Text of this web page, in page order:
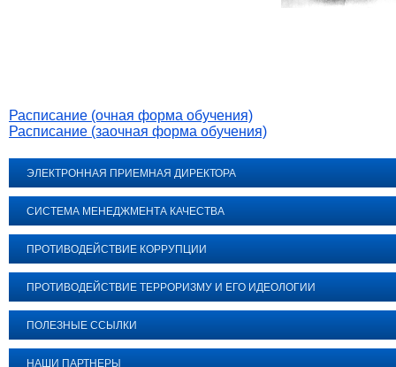
Расписание (очная форма обучения)
Расписание (заочная форма обучения)
ЭЛЕКТРОННАЯ ПРИЕМНАЯ ДИРЕКТОРА
СИСТЕМА МЕНЕДЖМЕНТА КАЧЕСТВА
ПРОТИВОДЕЙСТВИЕ КОРРУПЦИИ
ПРОТИВОДЕЙСТВИЕ ТЕРРОРИЗМУ И ЕГО ИДЕОЛОГИИ
ПОЛЕЗНЫЕ ССЫЛКИ
НАШИ ПАРТНЕРЫ